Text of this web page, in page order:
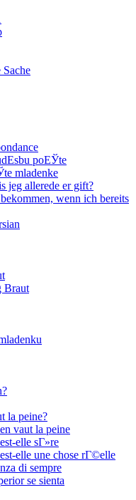
Sache
poЕЎte
mladenke
jeg allerede er gift?
wenn ich bereits
Braut
la peine?
vaut la peine
elle sГ»re
elle une chose rГ©elle
di sempre
se sienta